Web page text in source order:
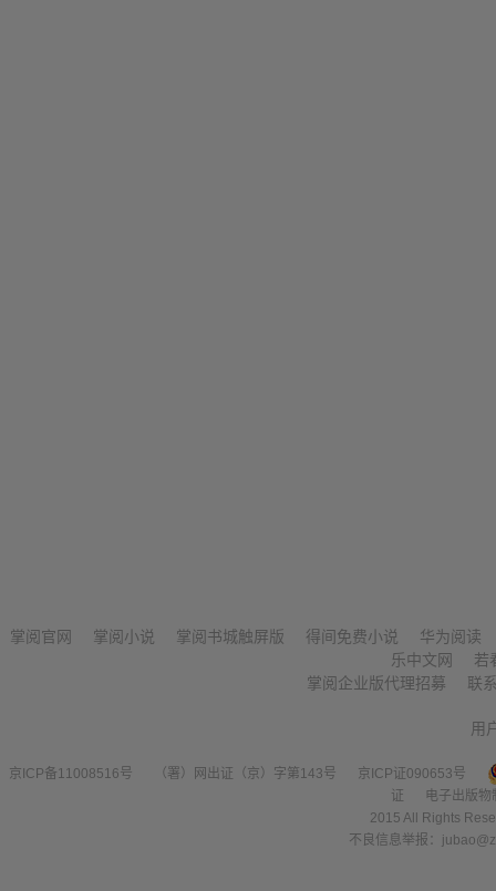
掌阅官网 掌阅小说 掌阅书城触屏版 得间免费小说
华为阅读
乐中文网
若
掌阅企业版代理招募
联
用
京ICP备11008516号 （署）网出证（京）字第143号
京ICP证090653号
证
电子出版
2015 All Rights
不良信息举报：